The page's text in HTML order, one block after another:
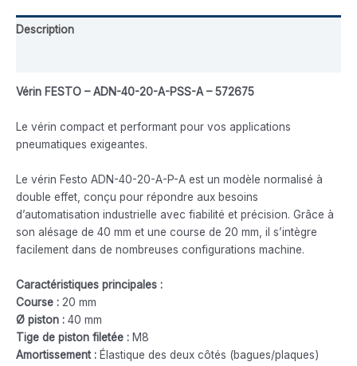
Description
Vérin FESTO – ADN-40-20-A-PSS-A – 572675
Le vérin compact et performant pour vos applications
pneumatiques exigeantes.
Le vérin Festo ADN-40-20-A-P-A est un modèle normalisé à
double effet, conçu pour répondre aux besoins
d’automatisation industrielle avec fiabilité et précision. Grâce à
son alésage de 40 mm et une course de 20 mm, il s’intègre
facilement dans de nombreuses configurations machine.
Caractéristiques principales :
Course : 20 mm
Ø piston : 40 mm
Tige de piston filetée : M8
Amortissement : Élastique des deux côtés (bagues/plaques)